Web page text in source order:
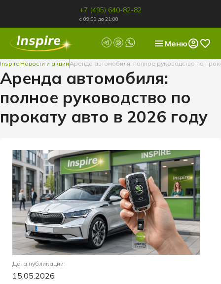
+7 (495) 640-82-82
с 09:00 до 21:00
Меню
Inspire Новости и акцииАренда автомобиля: полное руководство по
Аренда автомобиля:
полное руководство по
прокату авто в 2026 году
Дата публикации:
15.05.2026